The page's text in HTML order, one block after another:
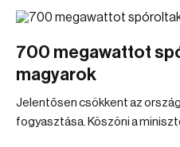
700 megawattot
magyarok
Jelentősen csökkent az
fogyasztása. Köszöni a